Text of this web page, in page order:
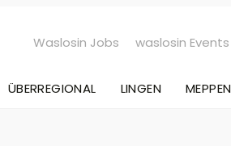
Waslosin Jobs waslosin Events
ÜBERREGIONAL LINGEN MEPPEN